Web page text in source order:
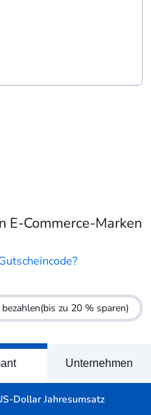
E-Commerce-Marken
(bis zu 20 % sparen)
Unternehmen
Dollar Jahresumsatz